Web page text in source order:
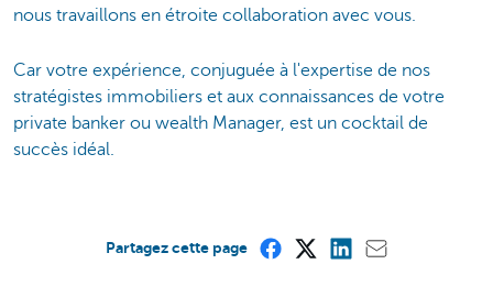
nous travaillons en étroite collaboration avec vous.
Car votre expérience, conjuguée à l'expertise de nos
stratégistes immobiliers et aux connaissances de votre
private banker ou wealth Manager, est un cocktail de
succès idéal.
Partagez cette page